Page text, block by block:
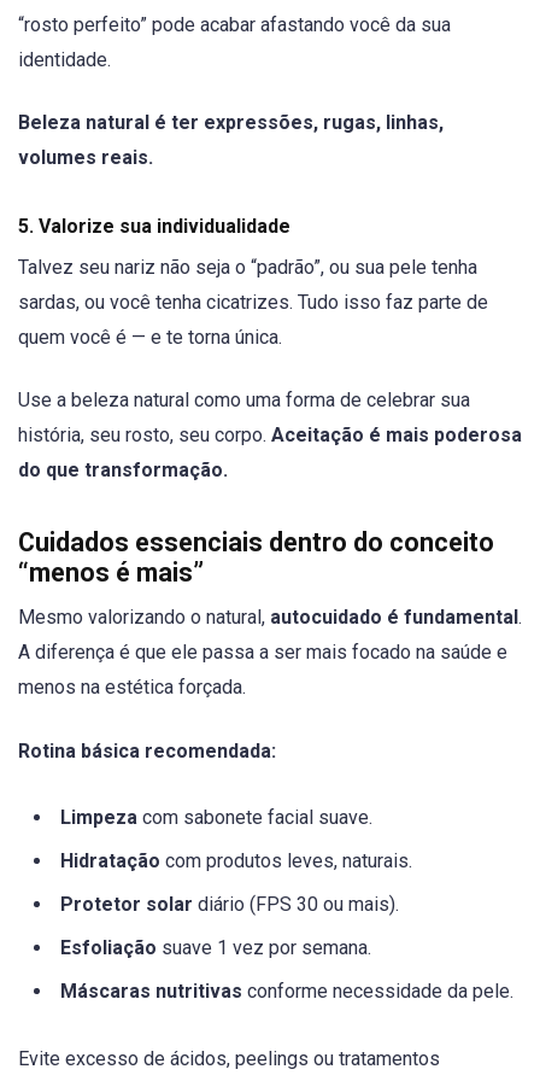
“rosto perfeito” pode acabar afastando você da sua
identidade.
Beleza natural é ter expressões, rugas, linhas,
volumes reais.
5. Valorize sua individualidade
Talvez seu nariz não seja o “padrão”, ou sua pele tenha
sardas, ou você tenha cicatrizes. Tudo isso faz parte de
quem você é — e te torna única.
Use a beleza natural como uma forma de celebrar sua
história, seu rosto, seu corpo. Aceitação é mais poderosa
do que transformação.
Cuidados essenciais dentro do conceito
“menos é mais”
Mesmo valorizando o natural, autocuidado é fundamental .
A diferença é que ele passa a ser mais focado na saúde e
menos na estética forçada.
Rotina básica recomendada:
Limpeza com sabonete facial suave.
Hidratação com produtos leves, naturais.
Protetor solar diário (FPS 30 ou mais).
Esfoliação suave 1 vez por semana.
Máscaras nutritivas conforme necessidade da pele.
Evite excesso de ácidos, peelings ou tratamentos